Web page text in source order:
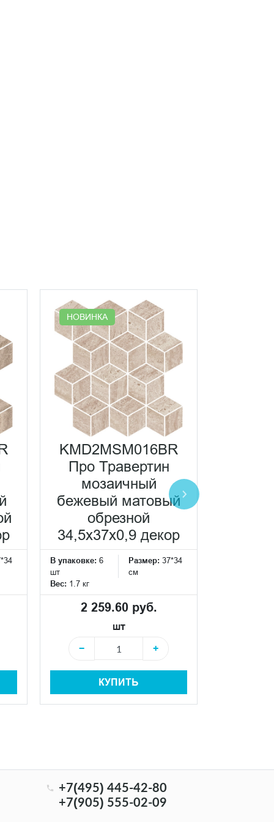
НОВИНКА
KMD2MSM016BR
Про Травертин
мозаичный
бежевый матовый
обрезной
34,5x37x0,9 декор
В упаковке: 6
шт
Размер: 37*34
см
Вес: 1.7 кг
2 259.60 руб.
шт
−
+
КУПИТЬ
+7(495) 445-42-80
+7(905) 555-02-09